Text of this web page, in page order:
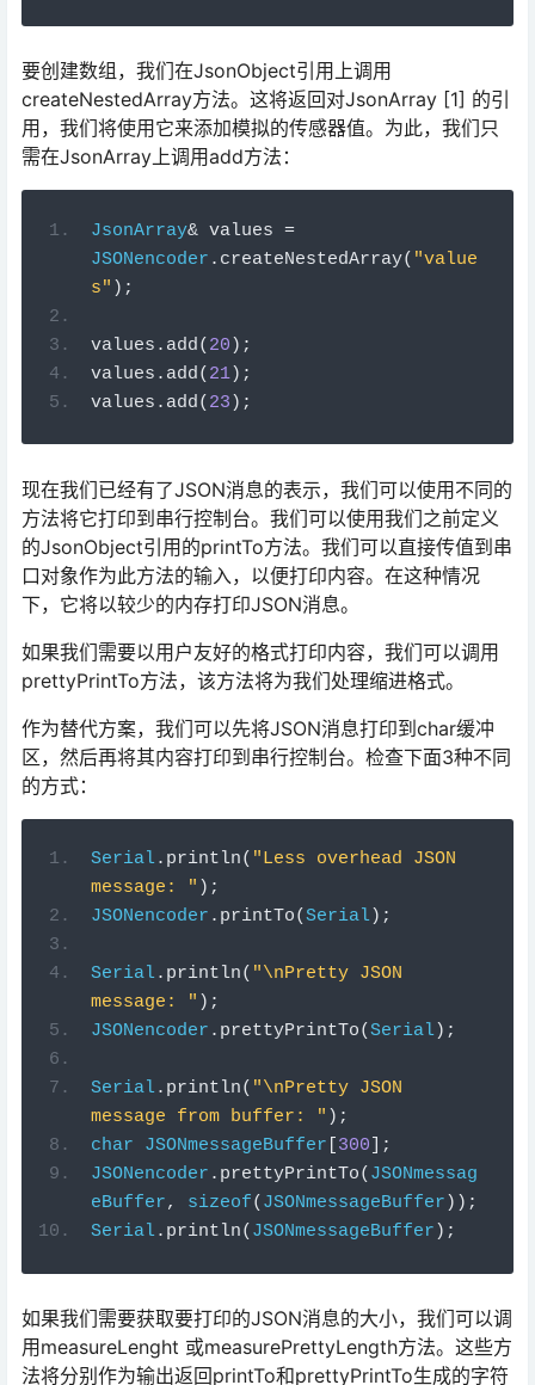
要创建数组，我们在JsonObject引用上调用
createNestedArray方法。这将返回对JsonArray [1] 的引
用，我们将使用它来添加模拟的传感器值。为此，我们只
需在JsonArray上调用add方法：
JsonArray& values =
JSONencoder . createNestedArray( "value
s" );
values . add( 20 );
values . add( 21);
values . add( 23 );
现在我们已经有了JSON消息的表示，我们可以使用不同的
方法将它打印到串行控制台。我们可以使用我们之前定义
的JsonObject引用的printTo方法。我们可以直接传值到串
口对象作为此方法的输入，以便打印内容。在这种情况
下，它将以较少的内存打印JSON消息。
如果我们需要以用户友好的格式打印内容，我们可以调用
prettyPrintTo方法，该方法将为我们处理缩进格式。
作为替代方案，我们可以先将JSON消息打印到char缓冲
区，然后再将其内容打印到串行控制台。检查下面3种不同
的方式：
Serial. println( "Less overhead JSON
message: " );
JSONencoder . printTo(Serial);
Serial. println( "\nPretty JSON
message: " );
JSONencoder . prettyPrintTo(Serial);
Serial. println( "\nPretty JSON
message from buffer: " );
char
JSONmessageBuffer 300 ];
JSONencoder . prettyPrintTo( JSONmessag
eBuffer, sizeof( JSONmessageBuffer ));
Serial. println( JSONmessageBuffer );
如果我们需要获取要打印的JSON消息的大小，我们可以调
用measureLenght 或measurePrettyLength方法。这些方
法将分别作为输出返回printTo和prettyPrintTo生成的字符